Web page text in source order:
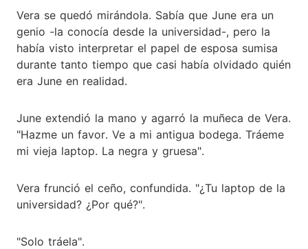
Vera se quedó mirándola. Sabía que June era un
genio -la conocía desde la universidad-, pero la
había visto interpretar el papel de esposa sumisa
durante tanto tiempo que casi había olvidado quién
era June en realidad.
June extendió la mano y agarró la muñeca de Vera.
"Hazme un favor. Ve a mi antigua bodega. Tráeme
mi vieja laptop. La negra y gruesa".
Vera frunció el ceño, confundida. "¿Tu laptop de la
universidad? ¿Por qué?".
"Solo tráela".